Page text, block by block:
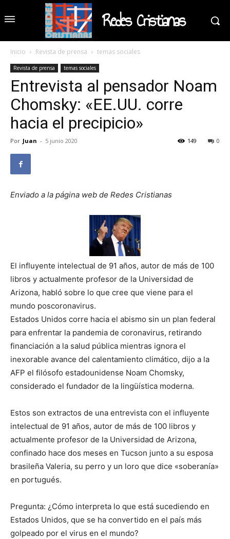
Redes Cristianas
Inicio Revista de prensa temas sociales
Revista de prensa temas sociales
Entrevista al pensador Noam
Chomsky: «EE.UU. corre
hacia el precipicio»
Por Juan - 5 junio 2020 0
149
Enviado a la página web de Redes Cristianas
El influyente intelectual de 91 años, autor de más de 100
libros y actualmente profesor de la Universidad de
Arizona, habló sobre lo que cree que viene para el
mundo poscoronavirus.
Estados Unidos corre hacia el abismo sin un plan federal
para enfrentar la pandemia de coronavirus, retirando
financiación a la salud pública mientras ignora el
inexorable avance del calentamiento climático, dijo a la
AFP el filósofo estadounidense Noam Chomsky,
considerado el fundador de la lingüística moderna.
Estos son extractos de una entrevista con el influyente
intelectual de 91 años, autor de más de 100 libros y
actualmente profesor de la Universidad de Arizona,
confinado hace dos meses en Tucson junto a su esposa
brasileña Valeria, su perro y un loro que dice «soberanía»
en portugués.
Pregunta: ¿Cómo interpreta lo que está sucediendo en
Estados Unidos, que se ha convertido en el país más
golpeado por el virus en el mundo?